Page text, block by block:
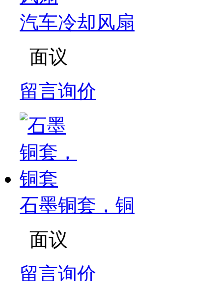
汽车冷却风扇
面议
留言询价
石墨铜套，铜
面议
留言询价